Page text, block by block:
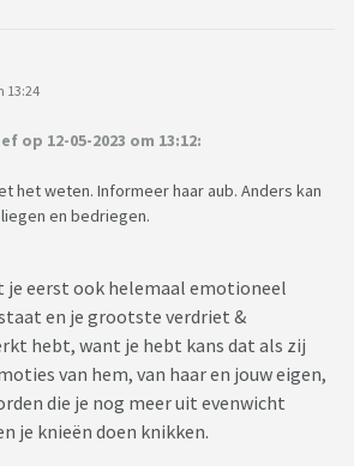
13:24
op 12-05-2023 om 13:12:
het weten. Informeer haar aub. Anders kan
en bedriegen.
je eerst ook helemaal emotioneel
en je grootste verdriet &
hebt, want je hebt kans dat als zij
van hem, van haar en jouw eigen,
die je nog meer uit evenwicht
je knieën doen knikken.